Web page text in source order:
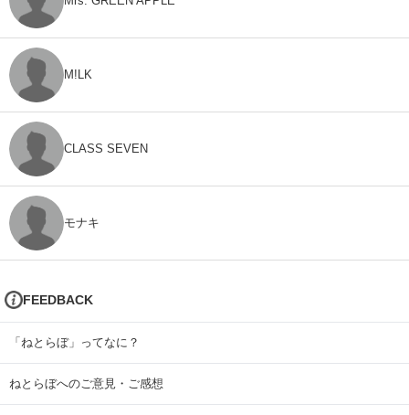
M!LK
CLASS SEVEN
モナキ
FEEDBACK
「ねとらぼ」ってなに？
ねとらぼへのご意見・ご感想